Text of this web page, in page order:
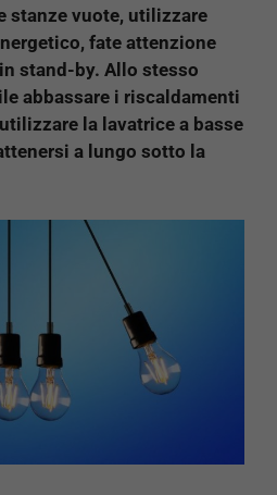
stanze vuote, utilizzare
fate attenzione
stand-by. Allo stesso
abbassare i riscaldamenti
la lavatrice a basse
a lungo sotto la